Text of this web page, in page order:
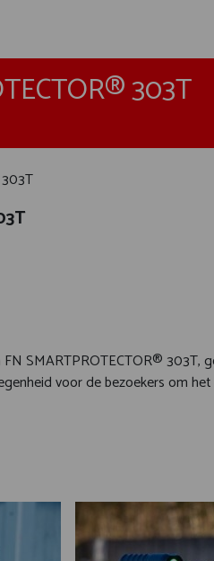
303T
SMARTPROTECTOR® 303T,
voor de bezoekers om